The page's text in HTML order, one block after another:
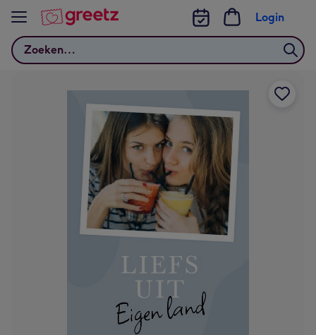
Bekijk meer
Zoeken
Login